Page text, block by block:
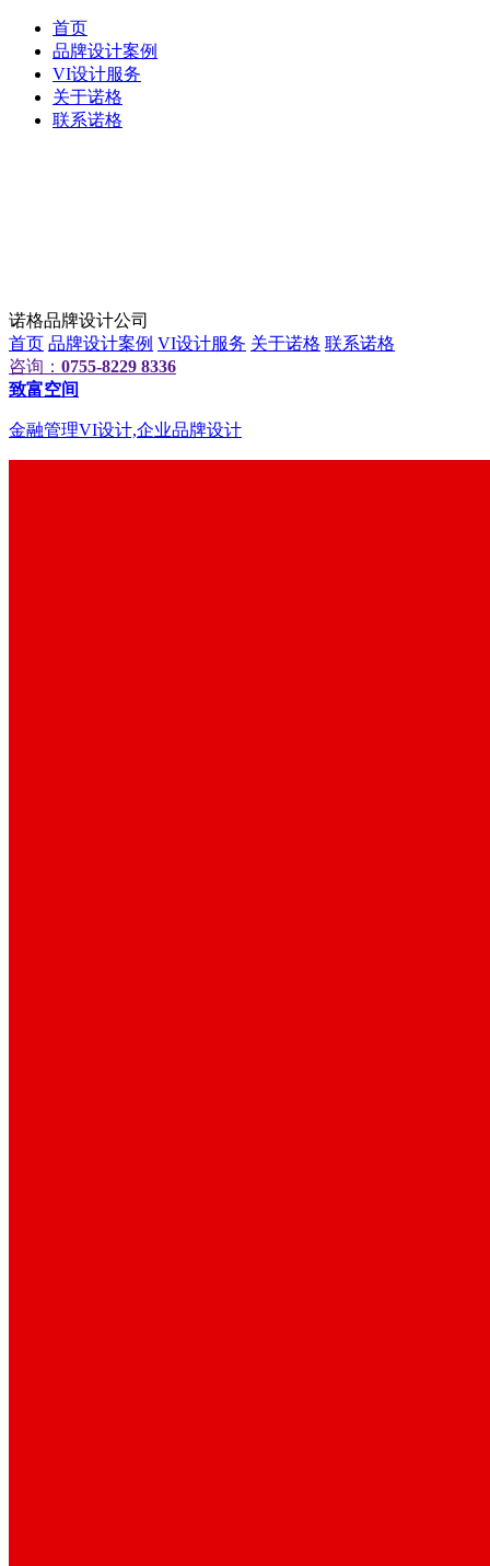
首页
品牌设计案例
VI设计服务
关于诺格
联系诺格
诺格品牌设计公司
首页 品牌设计案例 VI设计服务 关于诺格 联系诺格
咨询： 0755-8229 8336
致富空间
金融管理VI设计,企业品牌设计